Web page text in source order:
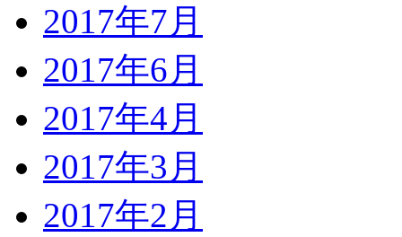
2017年7月
2017年6月
2017年4月
2017年3月
2017年2月